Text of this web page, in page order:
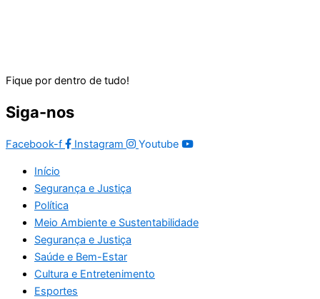
Fique por dentro de tudo!
Siga-nos
Facebook-f Instagram Youtube
Início
Segurança e Justiça
Política
Meio Ambiente e Sustentabilidade
Segurança e Justiça
Saúde e Bem-Estar
Cultura e Entretenimento
Esportes